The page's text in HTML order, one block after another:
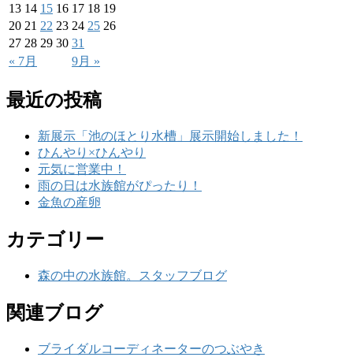
« 7月 9月 »
13 14 15 16 17 18 19
20 21 22 23 24 25 26
27 28 29 30 31
最近の投稿
新展示「池のほとり水槽」展示開始しました！
ひんやり×ひんやり
元気に営業中！
雨の日は水族館がぴったり！
金魚の産卵
カテゴリー
森の中の水族館。スタッフブログ
関連ブログ
ブライダルコーディネーターのつぶやき